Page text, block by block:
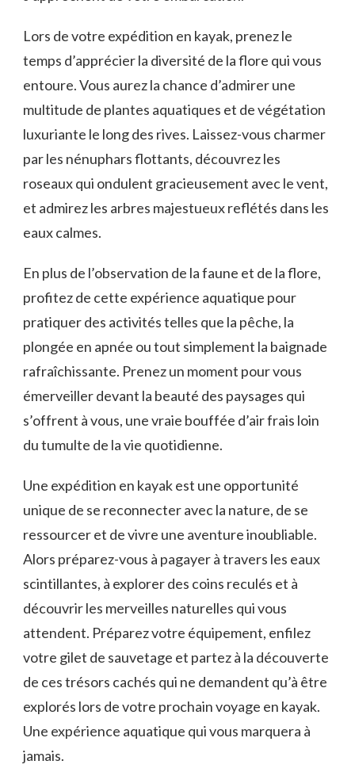
Lors de votre expédition ⁢en kayak, prenez le
temps d’apprécier la diversité de‌ la flore qui vous
‍entoure. Vous aurez la ‍chance ​d’admirer une
multitude de plantes aquatiques et de végétation‌
luxuriante le ‍long des rives. Laissez-vous charmer
par⁢ les nénuphars flottants, découvrez ⁤les
roseaux qui ondulent gracieusement avec le vent,
⁣et admirez les arbres majestueux reflétés‍ dans les
⁢eaux calmes.
En plus de l’observation de la faune et de ⁤la flore,
profitez de cette expérience aquatique pour
pratiquer des activités ⁢telles que la pêche, ‍la
plongée en apnée ou tout simplement la baignade
rafraîchissante. Prenez un ‍moment pour⁣ vous‍
émerveiller devant la beauté des paysages ⁣qui
s’offrent à vous, une⁣ vraie bouffée d’air frais loin
du tumulte de la vie quotidienne.
Une expédition en kayak est une ⁢opportunité⁣
unique de se reconnecter avec la nature, de se
ressourcer et de vivre une aventure inoubliable.
Alors préparez-vous à⁢ pagayer à ⁣travers les eaux
scintillantes, à explorer des coins reculés et à
découvrir ⁢les merveilles naturelles qui vous
attendent. Préparez votre équipement, enfilez
votre gilet de sauvetage et partez à la découverte⁤
de ces trésors cachés qui ne demandent qu’à être
explorés lors de votre prochain voyage en kayak.⁣
Une expérience​ aquatique ⁢qui vous marquera à ​
jamais.